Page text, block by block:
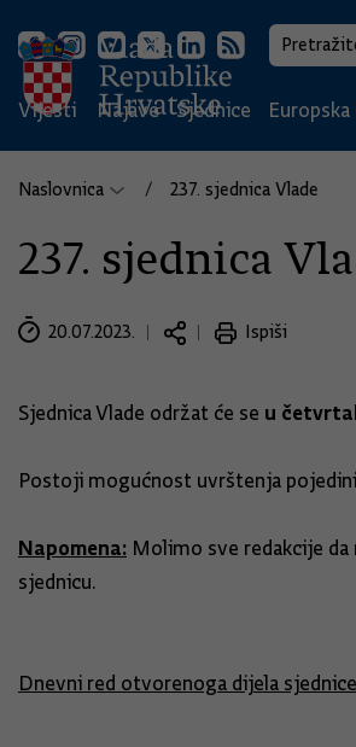
Vijesti Najave Sjednice
Naslovnica 237. sjednica Vlade
237. sjednica
20.07.2023. Ispiši
Sjednica Vlade održat će se u
Postoji mogućnost uvrštenja
Napomena: Molimo sve redakcije da
sjednicu.
Dnevni red otvorenoga dijela